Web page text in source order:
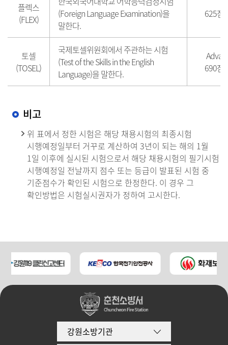
플렉스
(FLEX)
(Foreign Language Examination)을
말한다.
625점
토셀
(TOSEL)
국제토셀위원회에서 주관하는 시험
(Test of the Skills in the English
Language)을 말한다.
690점
비고
위 표에서 정한 시험은 해당 채용시험의 최종시험
시행예정일부터 거꾸로 계산하여 3년이 되는 해의 1월
1일 이후에 실시된 시험으로서 해당 채용시험의 필기시험
시행예정일 전날까지 점수 또는 등급이 발표된 시험 중
기준점수가 확인된 시험으로 한정한다. 이 경우 그
확인방법은 시험실시권자가 정하여 고시한다.
강원소방기관